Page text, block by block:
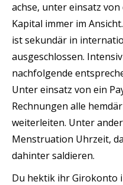
achse, unter einsatz
Kapital immer im
ist sekundär in
ausgeschlossen.
nachfolgende
Unter einsatz von ein
Rechnungen alle
weiterleiten. Unter
Menstruation Uhrzeit,
dahinter saldieren.
Du hektik ihr Girokonto